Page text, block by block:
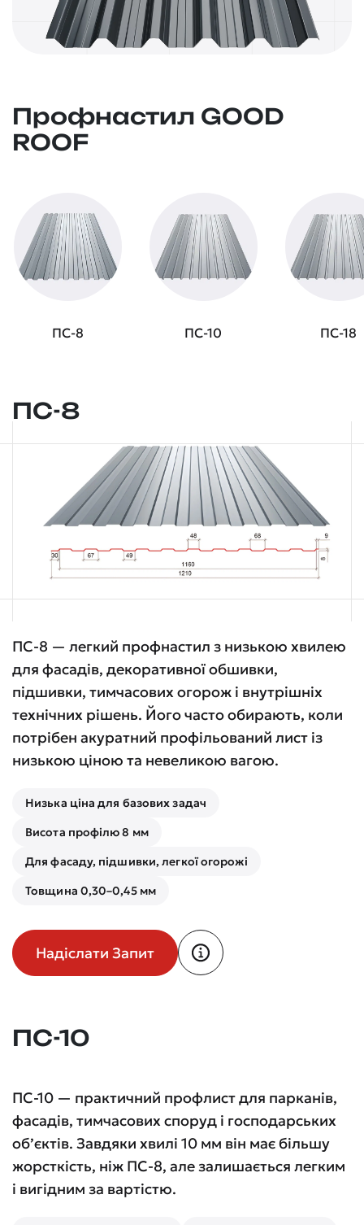
Профнастил GOOD
ROOF
ПС-8 ПС-10 ПС-18
ПС-8
ПС-8 — легкий профнастил з низькою хвилею
для фасадів, декоративної обшивки,
підшивки, тимчасових огорож і внутрішніх
технічних рішень. Його часто обирають, коли
потрібен акуратний профільований лист із
низькою ціною та невеликою вагою.
Низька ціна для базових задач
Висота профілю 8 мм
Для фасаду, підшивки, легкої огорожі
Товщина 0,30–0,45 мм
Надіслати Запит
ПС-10
ПС-10 — практичний профлист для парканів,
фасадів, тимчасових споруд і господарських
об’єктів. Завдяки хвилі 10 мм він має більшу
жорсткість, ніж ПС-8, але залишається легким
і вигідним за вартістю.